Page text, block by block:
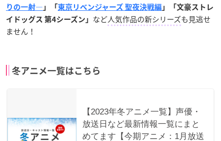
りの一射― 」「東京リベンジャーズ 聖夜決戦編 」「文豪ストレ
イドッグス 第4シーズン」 など人気作品の新シリーズも見逃せ
ません！
冬アニメ一覧はこちら